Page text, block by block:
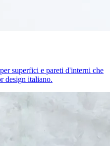
superfici e pareti d'interni che
design italiano.